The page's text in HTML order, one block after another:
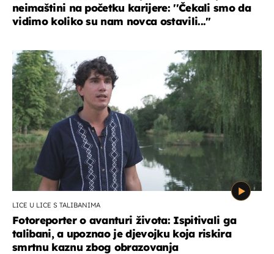
neimaštini na početku karijere: ''Čekali smo da
vidimo koliko su nam novca ostavili...''
LICE U LICE S TALIBANIMA
Fotoreporter o avanturi života: Ispitivali ga
talibani, a upoznao je djevojku koja riskira
smrtnu kaznu zbog obrazovanja